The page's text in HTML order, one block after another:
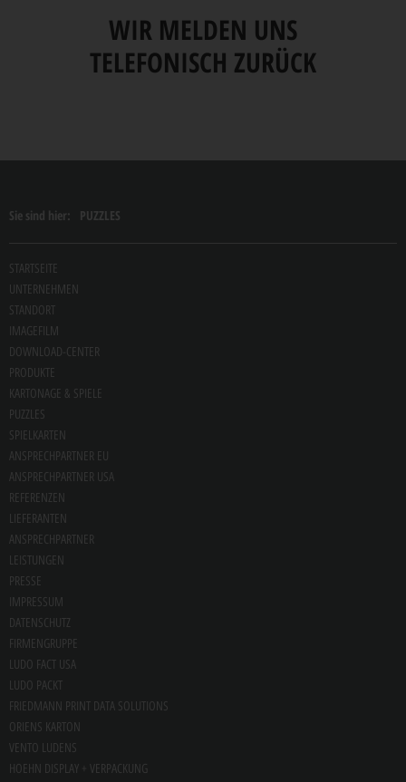
WIR MELDEN UNS
TELEFONISCH ZURÜCK
Sie sind hier: PUZZLES
STARTSEITE
UNTERNEHMEN
STANDORT
IMAGEFILM
DOWNLOAD-CENTER
PRODUKTE
KARTONAGE & SPIELE
PUZZLES
SPIELKARTEN
ANSPRECHPARTNER EU
ANSPRECHPARTNER USA
REFERENZEN
LIEFERANTEN
ANSPRECHPARTNER
LEISTUNGEN
PRESSE
IMPRESSUM
DATENSCHUTZ
FIRMENGRUPPE
LUDO FACT USA
LUDO PACKT
FRIEDMANN PRINT DATA SOLUTIONS
ORIENS KARTON
VENTO LUDENS
HOEHN DISPLAY + VERPACKUNG